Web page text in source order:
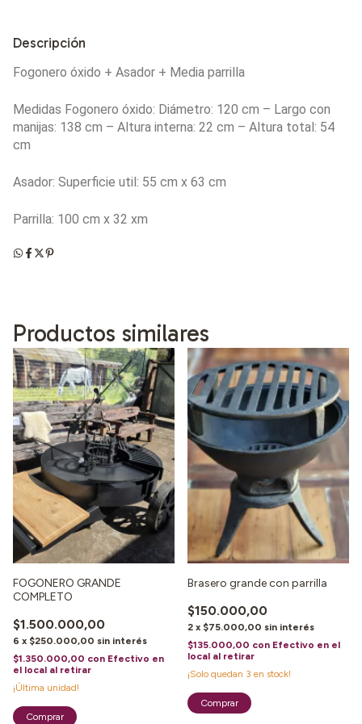
Descripción
Fogonero óxido + Asador + Media parrilla
Medidas Fogonero óxido: Diámetro: 120 cm – Largo con
manijas: 138 cm – Altura interna: 22 cm – Altura total: 54
cm
Asador: Superficie util: 55 cm x 63 cm
Parrilla: 100 cm x 32 xm
Productos similares
FOGONERO GRANDE
COMPLETO
$1.500.000,00
6 x $250.000,00 sin interés
$1.350.000,00 con Efectivo en
el local al retirar
¡Última unidad!
Brasero grande con parrilla
$150.000,00
2 x $75.000,00 sin interés
$135.000,00 con Efectivo en el
local al retirar
¡Solo quedan 3 en stock!